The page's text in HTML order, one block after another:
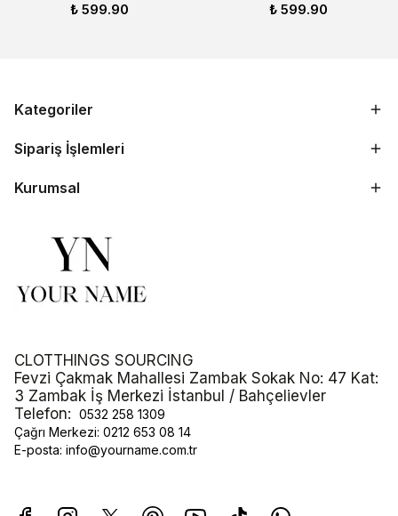
₺ 599.90 ₺ 599.90
Kategoriler
Sipariş İşlemleri
Kurumsal
CLOTTHINGS SOURCING
Fevzi Çakmak Mahallesi Zambak Sokak No: 47 Kat:
3 Zambak İş Merkezi İstanbul / Bahçelievler
Telefon: 0532 258 1309
Çağrı Merkezi: 0212 653 08 14
E-posta: info@yourname.com.tr